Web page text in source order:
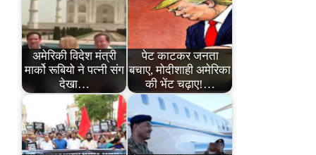
अमेरिकी विदेश मंत्री
मार्को रूबियो ने पत्नी संग
देखा…
पेट काटकर जनता
बचाए, मोदीशाही अमेरिका
की भेंट चढ़ाए!…